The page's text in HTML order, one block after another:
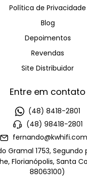
Política de Privacidade
Blog
Depoimentos
Revendas
Site Distribuidor
Entre em contato
(48) 8418-2801
(48) 98418-2801
Gramal 1753, Segundo
Florianópolis, Santa
88063100)